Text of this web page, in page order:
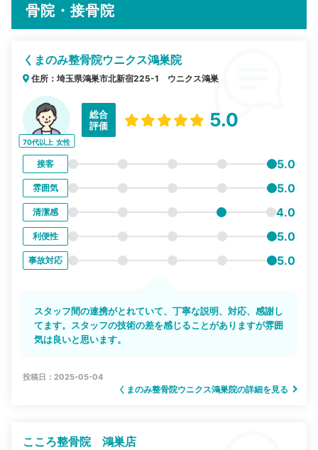
骨院・接骨院
くまのみ整骨院ウニクス鴻巣院
住所：埼玉県鴻巣市北新宿225-1 ウニクス鴻巣
70代以上 女性
総合
評価
5.0
接客 5.0
雰囲気 5.0
清潔感 4.0
利便性 5.0
事故対応 5.0
スタッフ間の連携がとれていて、丁寧な説明、対応、感謝し
てます。スタッフの技術の差を感じることがありますが雰囲
気は良いと思います。
投稿日：2025-05-04
くまのみ整骨院ウニクス鴻巣院の詳細を見る
こころ整骨院 鴻巣店